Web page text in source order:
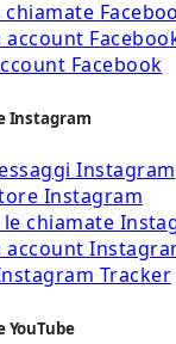
chiamate
account
Facebook
Instagram
Instagram
Instagram
le chiamate
account
Tracker
YouTube